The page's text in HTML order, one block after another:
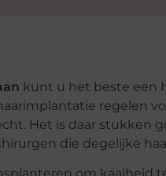
kunt u het beste een
regelen
Het is daar stukken
die degelijke